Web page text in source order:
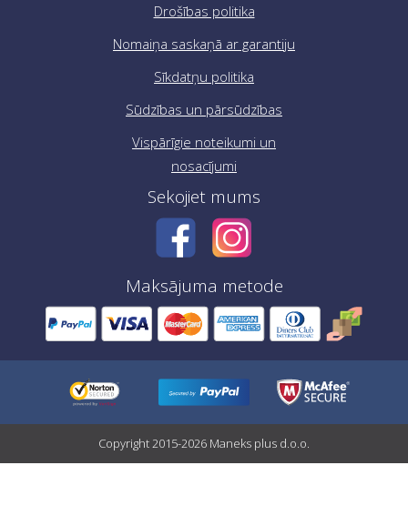
Drošības politika
Nomaiņa saskaņā ar garantiju
Sīkdatņu politika
Sūdzības un pārsūdzības
Vispārīgie noteikumi un
nosacījumi
Sekojiet mums
Maksājuma metode
Copyright 2015-2026 Maneks plus d.o.o.